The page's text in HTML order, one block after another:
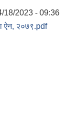
18/2023 - 09:36
ऐन, २०७९.pdf